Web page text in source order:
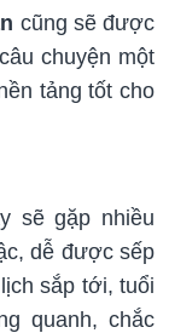
cũng sẽ được
chuyện một
tảng tốt cho
sẽ gặp nhiều
dễ được sếp
sắp tới, tuổi
quanh, chắc